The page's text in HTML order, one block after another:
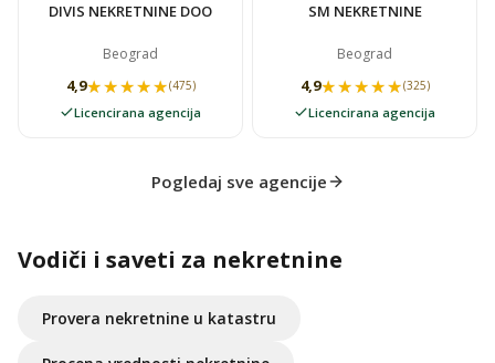
DIVIS NEKRETNINE DOO
Beograd
4,9★★★★★
★★★★★(475)
Licencirana agencija
SM NEKRETNINE
Beograd
4,9★★★★★
★★★★★(325)
Licencirana agencija
Pogledaj sve agencije
Vodiči i saveti za nekretnine
Provera nekretnine u katastru